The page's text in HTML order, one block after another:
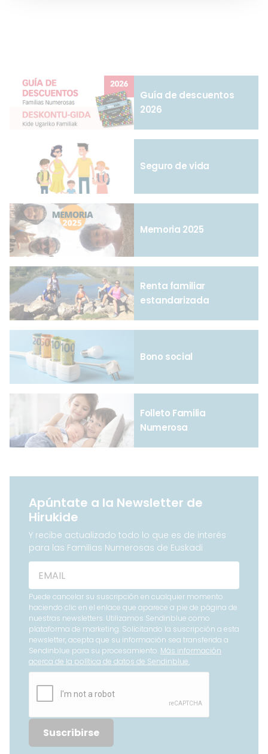
Guía de descuentos
2026
Seguro de vida
Memoria 2025
Renta familiar
estandarizada
Bono social
Folleto Familia
Numerosa
Apúntate a la Newsletter de
Hirukide
Y recibe actualizado todo lo que es de interés
para las Familias Numerosas de Euskadi
Puede cancelar su suscripción en cualquier momento
haciendo clic en el enlace que aparece a pie de página de
nuestras newsletters. Utilizamos Sendinblue como
plataforma de marketing. Solicitando la suscripción a esta
newsletter, acepta que su información sea transferida a
Sendinblue para su procesamiento. Más información
acerca de la política de datos de Sendinblue.
Suscribirse